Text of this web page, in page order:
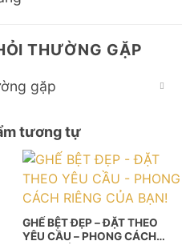
THƯỜNG GẶP
gặp
tương tự
GHẾ BỆT ĐẸP – ĐẶT THEO
YÊU CẦU – PHONG CÁCH